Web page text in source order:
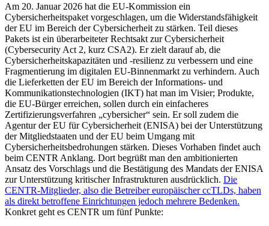
Am 20. Januar 2026 hat die EU-Kommission ein
Cybersicherheitspaket vorgeschlagen, um die Widerstandsfähigkeit
der EU im Bereich der Cybersicherheit zu stärken. Teil dieses
Pakets ist ein überarbeiteter Rechtsakt zur Cybersicherheit
(Cybersecurity Act 2, kurz CSA2). Er zielt darauf ab, die
Cybersicherheitskapazitäten und -resilienz zu verbessern und eine
Fragmentierung im digitalen EU-Binnenmarkt zu verhindern. Auch
die Lieferketten der EU im Bereich der Informations- und
Kommunikationstechnologien (IKT) hat man im Visier; Produkte,
die EU-Bürger erreichen, sollen durch ein einfacheres
Zertifizierungsverfahren „cybersicher“ sein. Er soll zudem die
Agentur der EU für Cybersicherheit (ENISA) bei der Unterstützung
der Mitgliedstaaten und der EU beim Umgang mit
Cybersicherheitsbedrohungen stärken. Dieses Vorhaben findet auch
beim CENTR Anklang. Dort begrüßt man den ambitionierten
Ansatz des Vorschlags und die Bestätigung des Mandats der ENISA
zur Unterstützung kritischer Infrastrukturen ausdrücklich. Die
CENTR-Mitglieder, also die Betreiber europäischer ccTLDs, haben
als direkt betroffene Einrichtungen jedoch mehrere Bedenken.
Konkret geht es CENTR um fünf Punkte: